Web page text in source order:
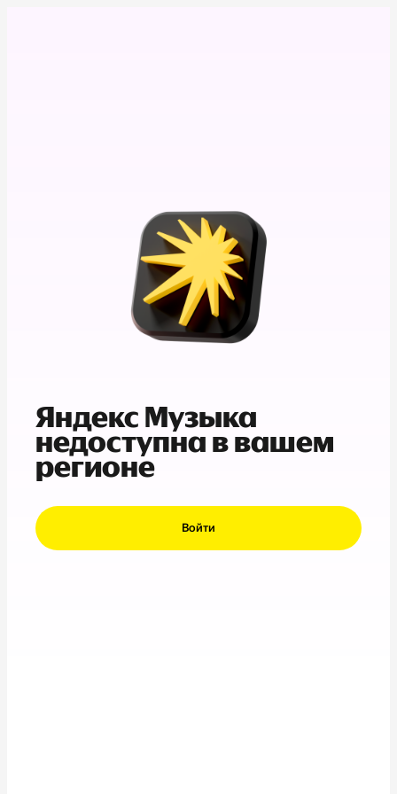
Яндекс Музыка
недоступна в вашем
регионе
Войти